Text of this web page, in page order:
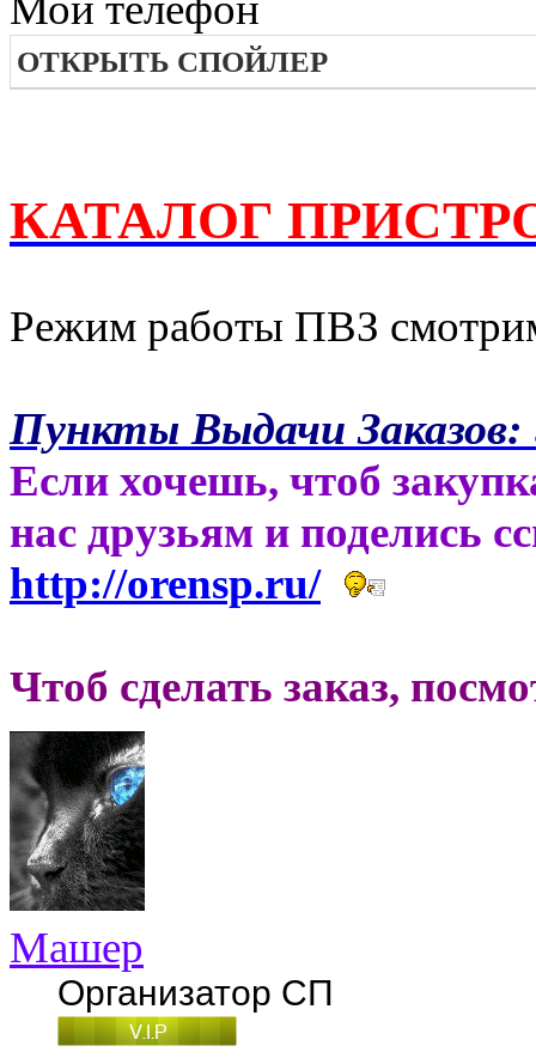
ОТКРЫТЬ СПОЙЛЕР
КАТАЛОГ
Режим работы ПВЗ
Пункты Выдачи
Если хочешь, чтоб
нас друзьям и поделись
http://orensp.ru/
Чтоб сделать заказ,
Машер
Организатор СП